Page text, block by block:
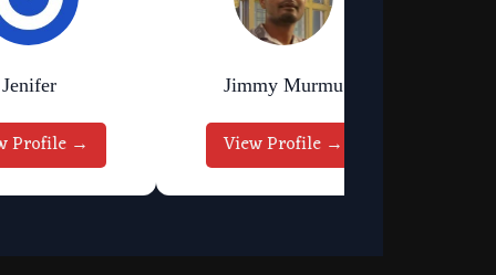
Jenifer
Profile →
Jimmy Murmu
View Profile →